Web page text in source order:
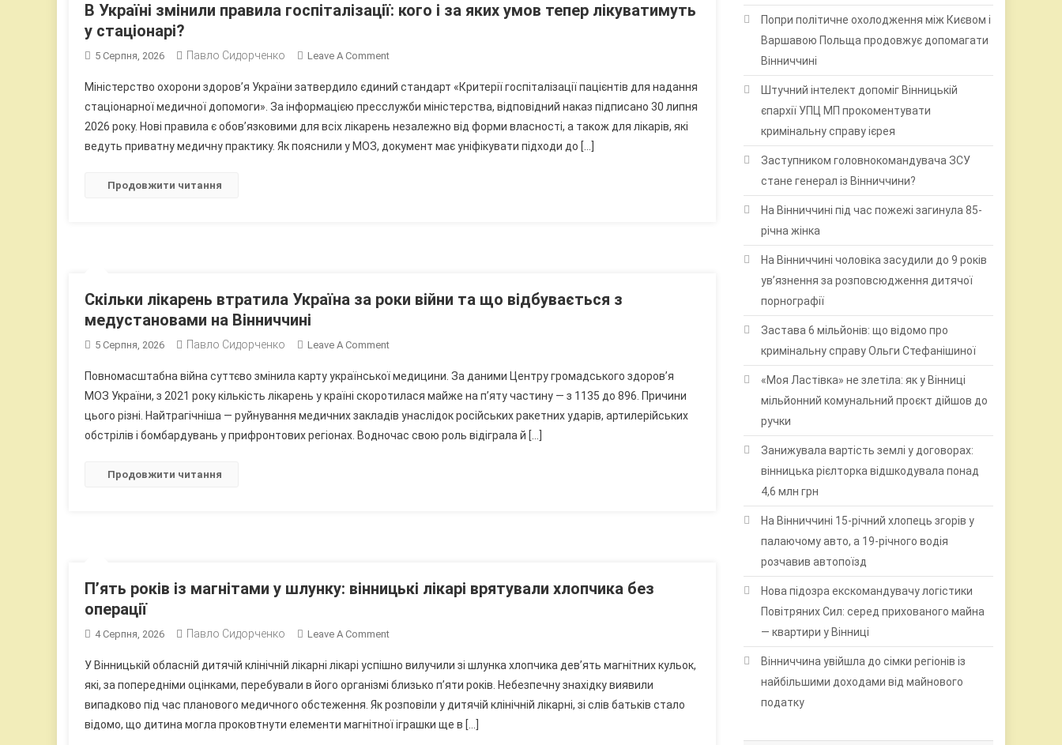
В Україні змінили правила госпіталізації: кого і за яких умов тепер лікуватимуть
у стаціонарі?
5 Серпня, 2026 Павло Сидорченко Leave A CommentOn
Україні
Змінили
Правила
Госпіталізації:
Міністерство охорони здоров’я України затвердило єдиний стандарт «Критерії госпіталізації пацієнтів для надання
стаціонарної медичної допомоги». За інформацією пресслужби міністерства, відповідний наказ підписано 30 липня
2026 року. Нові правила є обов’язковими для всіх лікарень незалежно від форми власності, а також для лікарів, які
ведуть приватну медичну практику. Як пояснили у МОЗ, документ має уніфікувати підходи до […]
Продовжити читання
Скільки лікарень втратила Україна за роки війни та що відбувається з
медустановами на Вінниччині
5 Серпня, 2026 Павло Сидорченко Leave A CommentOn
Лікарень
Втратила
Україна
За
Вінниччині
Повномасштабна війна суттєво змінила карту української медицини. За даними Центру громадського здоров’я
МОЗ України, з 2021 року кількість лікарень у країні скоротилася майже на п’яту частину — з 1135 до 896. Причини
цього різні. Найтрагічніша — руйнування медичних закладів унаслідок російських ракетних ударів, артилерійських
обстрілів і бомбардувань у прифронтових регіонах. Водночас свою роль відіграла й […]
Продовжити читання
П’ять років із магнітами у шлунку: вінницькі лікарі врятували хлопчика без
операції
4 Серпня, 2026 Павло Сидорченко Leave A CommentOn
Років
Із
Магнітами
У
У Вінницькій обласній дитячій клінічній лікарні лікарі успішно вилучили зі шлунка хлопчика дев’ять магнітних кульок,
які, за попередніми оцінками, перебували в його організмі близько п’яти років. Небезпечну знахідку виявили
випадково під час планового медичного обстеження. Як розповіли у дитячій клінічній лікарні, зі слів батьків стало
відомо, що дитина могла проковтнути елементи магнітної іграшки ще в […]
Попри політичне охолодження між Києвом і
Варшавою Польща продовжує допомагати
Вінниччині
Штучний інтелект допоміг Вінницькій
єпархії УПЦ МП прокоментувати
кримінальну справу ієрея
Заступником головнокомандувача ЗСУ
стане генерал із Вінниччини?
На Вінниччині під час пожежі загинула 85-
річна жінка
На Вінниччині чоловіка засудили до 9 років
ув’язнення за розповсюдження дитячої
порнографії
Застава 6 мільйонів: що відомо про
кримінальну справу Ольги Стефанішиної
«Моя Ластівка» не злетіла: як у Вінниці
мільйонний комунальний проєкт дійшов до
ручки
Занижувала вартість землі у договорах:
вінницька рієлторка відшкодувала понад
4,6 млн грн
На Вінниччині 15-річний хлопець згорів у
палаючому авто, а 19-річного водія
розчавив автопоїзд
Нова підозра екскомандувачу логістики
Повітряних Сил: серед прихованого майна
— квартири у Вінниці
Вінниччина увійшла до сімки регіонів із
найбільшими доходами від майнового
податку